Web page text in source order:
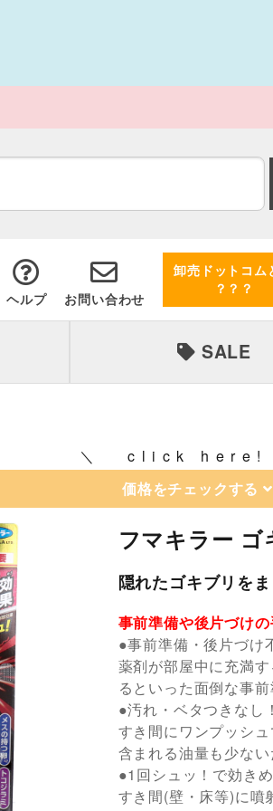
ヘルプ お問い合わせ
卸売ドットコム
？？？
SALE
click here!
価格をチェックする
フマキラー
隠れたゴキブリをま
事前準備や後片づけ
●事前準備・後片づけ
薬剤が部屋中に充満
るといった面倒な事
●汚れ・ベタつきなし！
すき間にワンプッシ
含まれる油量も少ない
●1回シュッ！で効きめ
すき間(壁・床等)に噴